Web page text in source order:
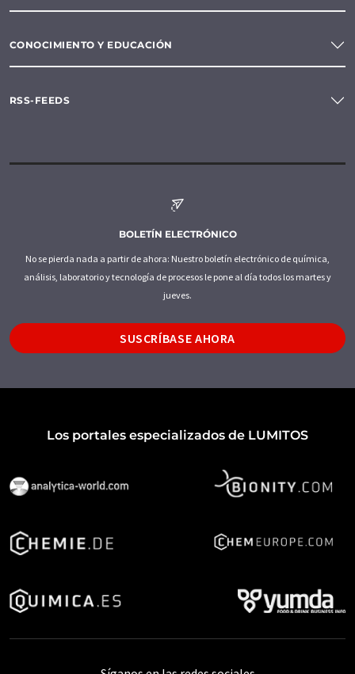
CONOCIMIENTO Y EDUCACIÓN
RSS-FEEDS
BOLETÍN ELECTRÓNICO
No se pierda nada a partir de ahora: Nuestro boletín electrónico de química,
análisis, laboratorio y tecnología de procesos le pone al día todos los martes y
jueves.
SUSCRÍBASE AHORA
Los portales especializados de LUMITOS